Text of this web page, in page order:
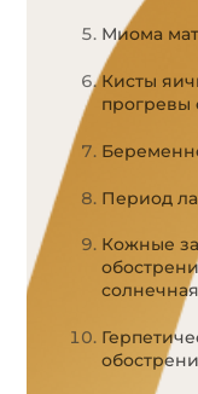
Миома
Кисты
прогревы
Период
Кожные